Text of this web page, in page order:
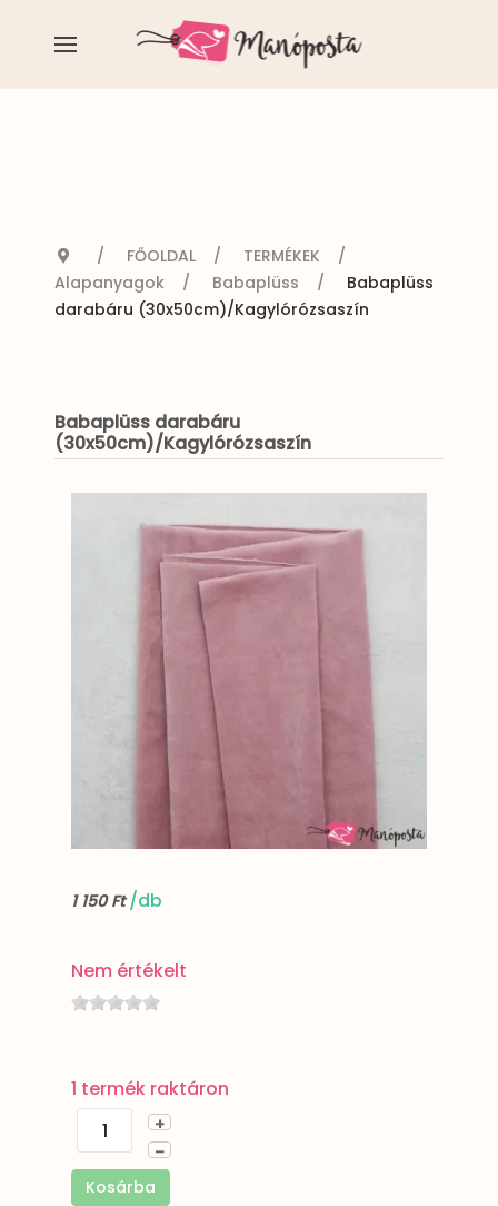
FŐOLDAL
TERMÉKEK
Alapanyagok
Babaplüss
Babaplüss
darabáru (30x50cm)/Kagylórózsaszín
Babaplüss darabáru
(30x50cm)/Kagylórózsaszín
1 150 Ft/db
Nem értékelt
1 termék raktáron
+
–
Kosárba